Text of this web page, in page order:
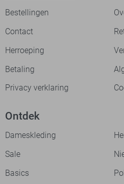
Bestellingen
Contact
Herroeping
Betaling
Privacy verklaring
Ontdek
Dameskleding
Sale
Basics